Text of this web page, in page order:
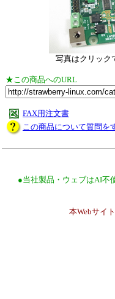
写真はクリック
★この商品へのURL
FAX用注文書
この商品について質問を
●当社製品・ウェブはAI不
本Webサイ